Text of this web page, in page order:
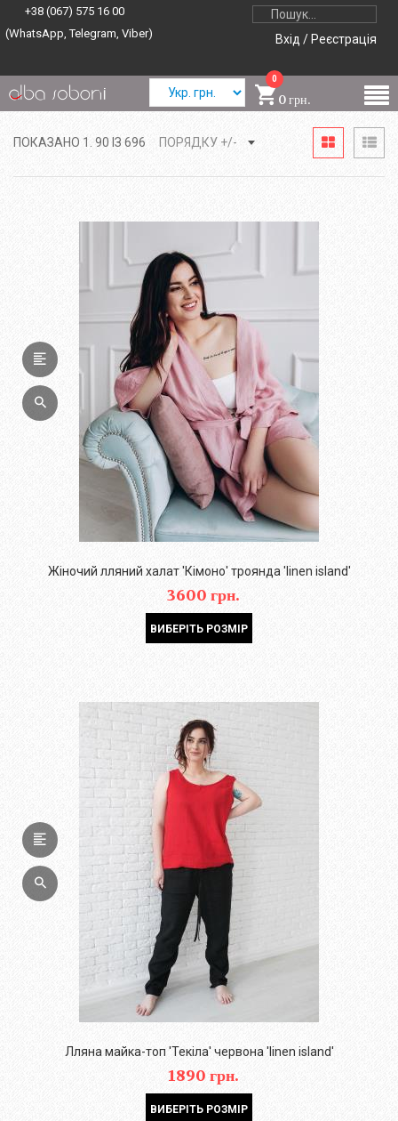
+38 (067) 575 16 00
(WhatsApp, Telegram, Viber)
Вхід / Реєстрація
0
0 грн.
ПОКАЗАНО 1. 90 ІЗ 696 ПОРЯДКУ +/-
Жіночий лляний халат 'Кімоно' троянда 'linen island'
3600 грн.
ВИБЕРІТЬ РОЗМІР
Лляна майка-топ 'Текіла' червона 'linen island'
1890 грн.
ВИБЕРІТЬ РОЗМІР